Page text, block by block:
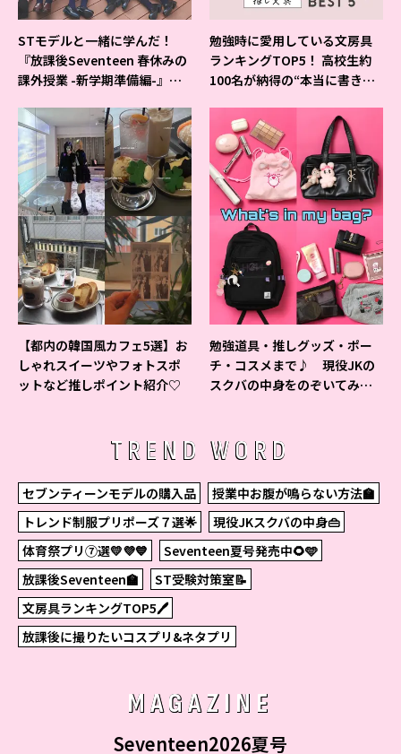
STモデルと一緒に学んだ！
『放課後Seventeen 春休みの
課外授業 -新学期準備編-』イ
勉強時に愛用している文房具
ランキングTOP5！ 高校生約
100名が納得の“本当に書きや
【都内の韓国風カフェ5選】お
しゃれスイーツやフォトスポ
ットなど推しポイント紹介♡
勉強道具・推しグッズ・ポー
チ・コスメまで♪ 現役JKの
スクバの中身をのぞいてみ
TREND WORD
セブンティーンモデルの購入品
授業中お腹が鳴らない方法🏫
トレンド制服プリポーズ７選🌟
現役JKスクバの中身👜
体育祭プリ⑦選💛💜💙
Seventeen夏号発売中🌻🩵
放課後Seventeen🏫
ST受験対策室📝
文房具ランキングTOP5🖊
放課後に撮りたいコスプリ&ネタプリ
MAGAZINE
Seventeen2026夏号